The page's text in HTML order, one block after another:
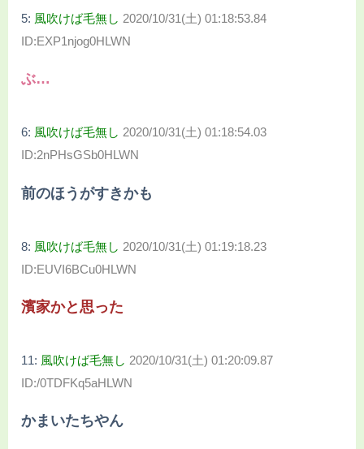
5: 風吹けば毛無し 2020/10/31(土) 01:18:53.84
ID:EXP1njog0HLWN
ぶ…
6: 風吹けば毛無し 2020/10/31(土) 01:18:54.03
ID:2nPHsGSb0HLWN
前のほうがすきかも
8: 風吹けば毛無し 2020/10/31(土) 01:19:18.23
ID:EUVI6BCu0HLWN
濱家かと思った
11: 風吹けば毛無し 2020/10/31(土) 01:20:09.87
ID:/0TDFKq5aHLWN
かまいたちやん